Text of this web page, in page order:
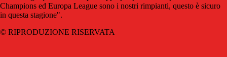
Champions ed Europa League sono i nostri rimpianti, questo è sicuro
in questa stagione".
© RIPRODUZIONE RISERVATA